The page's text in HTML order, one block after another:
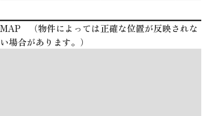
MAP （物件によっては正確な位置が反映されな
い場合があります。）